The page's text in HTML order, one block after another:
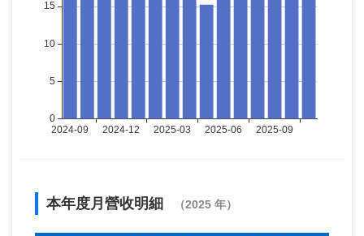
本年度月營收明細 （2025 年）